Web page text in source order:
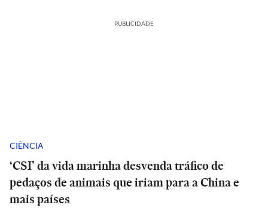
PUBLICIDADE
CIÊNCIA
‘CSI’ da vida marinha desvenda tráfico de
pedaços de animais que iriam para a China e
mais países